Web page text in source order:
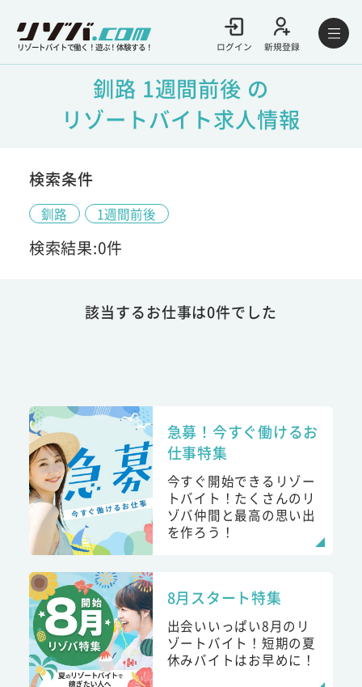
リゾートバイトで働く！遊ぶ！体験する！ ログイン 新規登録
釧路 1週間前後 の
リゾートバイト求人情報
検索条件
釧路 1週間前後
検索結果:0件
該当するお仕事は0件でした
急募！今すぐ働けるお
仕事特集
今すぐ開始できるリゾー
トバイト！たくさんのリ
ゾバ仲間と最高の思い出
を作ろう！
8月スタート特集
出会いいっぱい8月のリ
ゾートバイト！短期の夏
休みバイトはお早めに！